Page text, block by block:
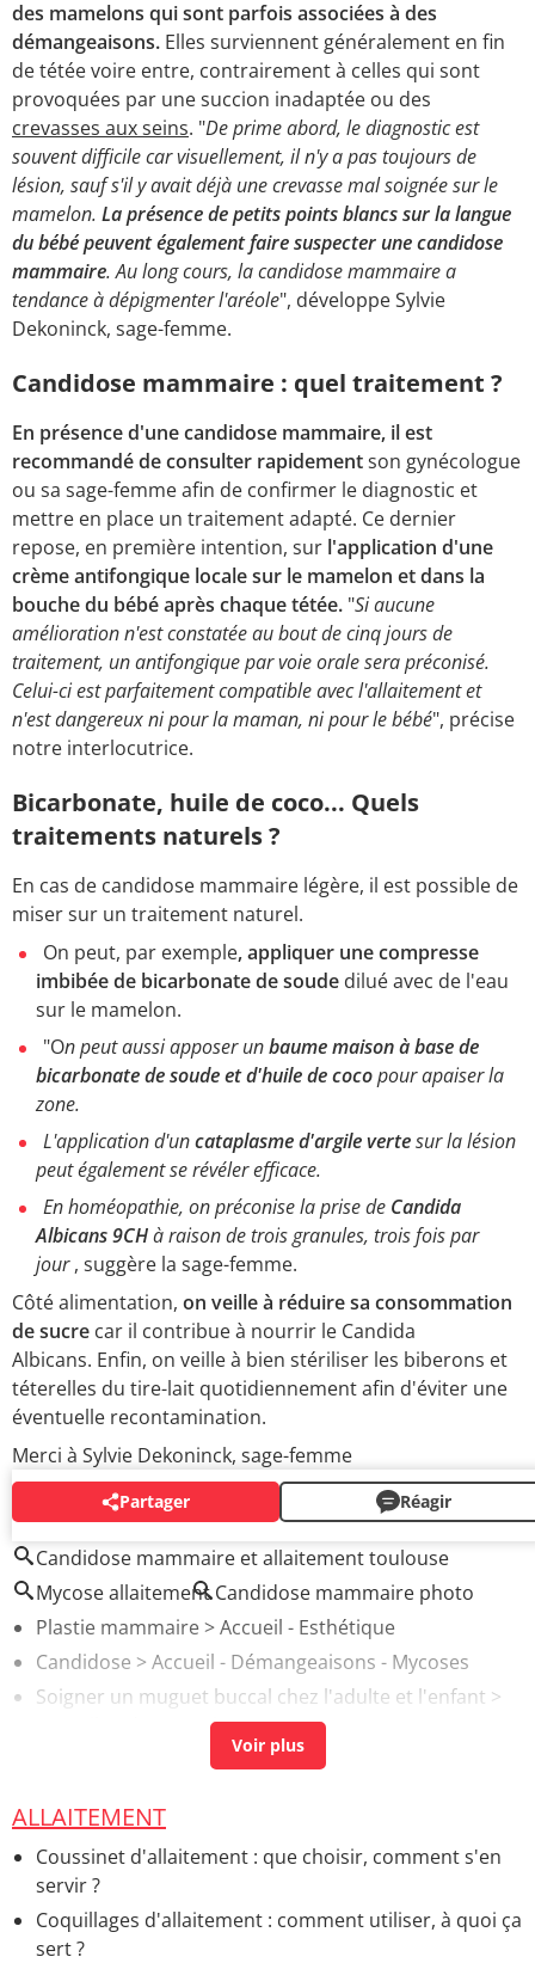
des mamelons qui sont parfois associées à des
démangeaisons. Elles surviennent généralement en fin
de tétée voire entre, contrairement à celles qui sont
provoquées par une succion inadaptée ou des
crevasses aux seins. "De prime abord, le diagnostic est
souvent difficile car visuellement, il n'y a pas toujours de
lésion, sauf s'il y avait déjà une crevasse mal soignée sur le
mamelon. La présence de petits points blancs sur la langue
du bébé peuvent également faire suspecter une candidose
mammaire. Au long cours, la candidose mammaire a
tendance à dépigmenter l'aréole", développe Sylvie
Dekoninck, sage-femme.
Candidose mammaire : quel traitement ?
En présence d'une candidose mammaire, il est
recommandé de consulter rapidementson gynécologue
ou sa sage-femme afin de confirmer le diagnostic et
mettre en place un traitement adapté. Ce dernier
repose, en première intention, sur l'application d'une
crème antifongique locale sur le mamelon et dans la
bouche du bébé après chaque tétée. "Si aucune
amélioration n'est constatée au bout de cinq jours de
traitement, un antifongique par voie orale sera préconisé.
Celui-ci est parfaitement compatible avec l'allaitement et
n'est dangereux ni pour la maman, ni pour le bébé", précise
notre interlocutrice.
Bicarbonate, huile de coco... Quels
traitements naturels ?
En cas de candidose mammaire légère, il est possible de
miser sur un traitement naturel.
On peut, par exemple, appliquer une compresse
imbibée de bicarbonate de soude dilué avec de l'eau
sur le mamelon.
"On peut aussi apposer unbaume maison à base de
bicarbonate de soude et d'huile de cocopour apaiser la
zone.
L'application d'uncataplasme d'argile vertesur la lésion
peut également se révéler efficace.
En homéopathie, on préconise la prise de Candida
Albicans 9CHà raison de trois granules, trois fois par
jour, suggère la sage-femme.
Côté alimentation, on veille à réduire sa consommation
de sucre car il contribue à nourrir le Candida
Albicans. Enfin, on veille à bien stériliser les biberons et
téterelles du tire-lait quotidiennement afin d'éviter une
éventuelle recontamination.
Merci à Sylvie Dekoninck, sage-femme
Partager Réagir
AUTOUR DU MÊME SUJET
Candidose mammaire et allaitement toulouse
Mycose allaitement Candidose mammaire photo
Plastie mammaire> Accueil - Esthétique
Candidose > Accueil - Démangeaisons - Mycoses
Soigner un muguet buccal chez l'adulte et l'enfant >
Accueil - Démangeaisons - Mycoses
ALLAITEMENT
Coussinet d'allaitement : que choisir, comment s'en
servir ?
Coquillages d'allaitement : comment utiliser, à quoi ça
sert ?